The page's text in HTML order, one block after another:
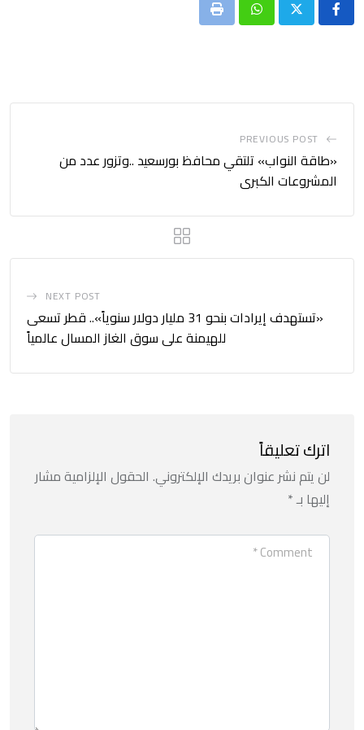
Whatsapp
Print
PREVIOUS POST
«طاقة النواب» تلتقي محافظ بورسعيد ..وتزور عدد من
المشروعات الكبرى
NEXT POST
«تستهدف إيرادات بنحو 31 مليار دولار سنوياً».. قطر تسعى
للهيمنة على سوق الغاز المسال عالمياً
اترك تعليقاً
لن يتم نشر عنوان بريدك الإلكتروني. الحقول الإلزامية مشار
إليها بـ*